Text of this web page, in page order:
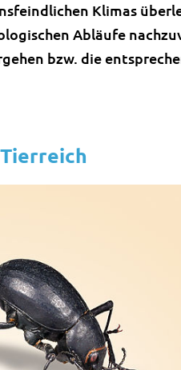
Klimas
Abläufe
bzw. die